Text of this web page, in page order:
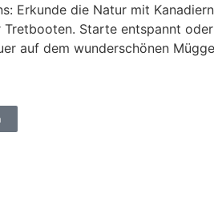
Erkunde die Natur mit
Tretbooten. Starte entspannt
auf dem wunderschönen